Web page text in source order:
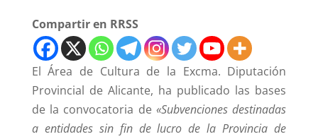
Compartir en RRSS
El Área de Cultura de la Excma. Diputación
Provincial de Alicante, ha publicado las bases
de la convocatoria de «Subvenciones destinadas
a entidades sin fin de lucro de la Provincia de